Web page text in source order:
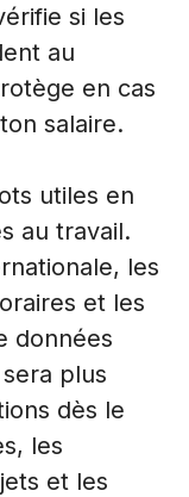
si les
au
en cas
salaire.
utiles en
au travail.
les
et les
données
plus
dès le
les
et les